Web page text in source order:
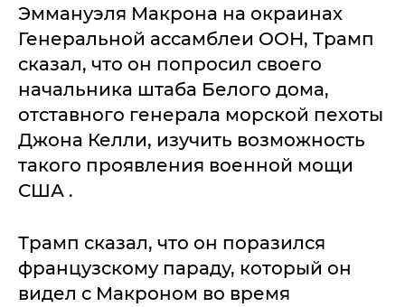
Эммануэля Макрона на окраинах
Генеральной ассамблеи ООН, Трамп
сказал, что он попросил своего
начальника штаба Белого дома,
отставного генерала морской пехоты
Джона Келли, изучить возможность
такого проявления военной мощи
США .
Трамп сказал, что он поразился
французскому параду, который он
видел с Макроном во время